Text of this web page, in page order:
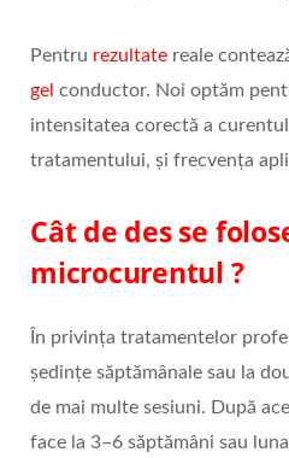
Pentru rezultate reale
gel conductor. Noi optăm
intensitatea corectă a
tratamentului, și frecvența
Cât de des se
microcurentul ?
În privința tratamentelor
ședințe săptămânale sau la
de mai multe sesiuni. După
face la 3–6 săptămâni sau